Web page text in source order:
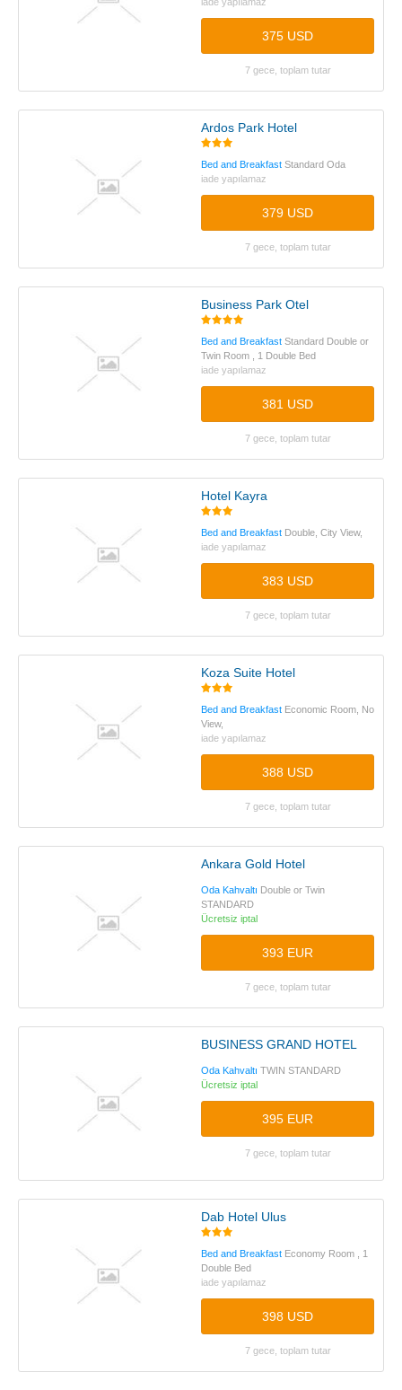
375 USD
7 gece, toplam tutar
Ardos Park Hotel
Bed and Breakfast Standard Oda
iade yapılamaz
379 USD
7 gece, toplam tutar
Business Park Otel
Bed and Breakfast Standard Double or
Twin Room , 1 Double Bed
iade yapılamaz
381 USD
7 gece, toplam tutar
Hotel Kayra
Bed and Breakfast Double, City View,
iade yapılamaz
383 USD
7 gece, toplam tutar
Koza Suite Hotel
Bed and Breakfast Economic Room, No
View,
iade yapılamaz
388 USD
7 gece, toplam tutar
Ankara Gold Hotel
Oda Kahvaltı Double or Twin
STANDARD
Ücretsiz iptal
393 EUR
7 gece, toplam tutar
BUSINESS GRAND HOTEL
Oda Kahvaltı TWIN STANDARD
Ücretsiz iptal
395 EUR
7 gece, toplam tutar
Dab Hotel Ulus
Bed and Breakfast Economy Room , 1
Double Bed
iade yapılamaz
398 USD
7 gece, toplam tutar